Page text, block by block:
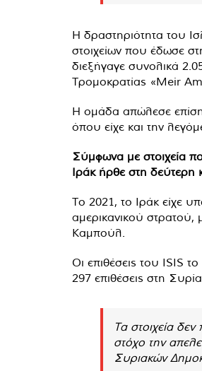
Η δραστηριότητα του
στοιχείων που έδωσε
διεξήγαγε συνολικά
Τρομοκρατίας «Meir
Η ομάδα απώλεσε
όπου είχε και την
Σύμφωνα με στοιχεία
Ιράκ ήρθε στη δεύτερη
Το 2021, το Ιράκ είχε
αμερικανικού στρατού,
Καμπούλ.
Οι επιθέσεις του ISIS
297 επιθέσεις στη
Τα στοιχεία
στόχο την
Συριακών